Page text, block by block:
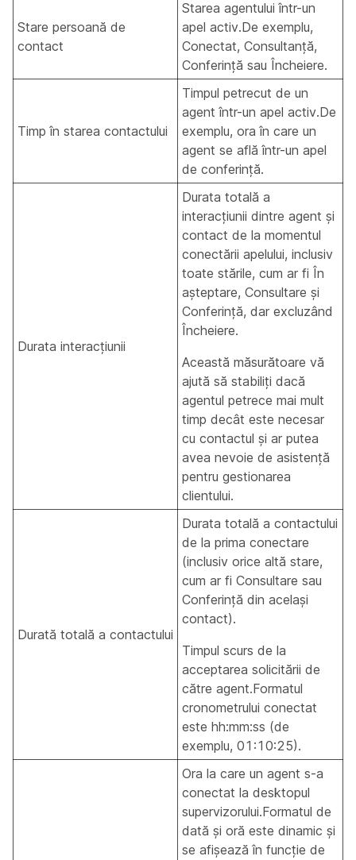
Stare persoană de
contact
Starea agentului într-un
apel activ.De exemplu,
Conectat, Consultanță,
Conferință sau Încheiere.
Timp în starea contactului
Timpul petrecut de un
agent într-un apel activ.De
exemplu, ora în care un
agent se află într-un apel
de conferință.
Durata interacțiunii
Durata totală a
interacțiunii dintre agent și
contact de la momentul
conectării apelului, inclusiv
toate stările, cum ar fi În
așteptare, Consultare și
Conferință, dar excluzând
Încheiere.
Această măsurătoare vă
ajută să stabiliți dacă
agentul petrece mai mult
timp decât este necesar
cu contactul și ar putea
avea nevoie de asistență
pentru gestionarea
clientului.
Durată totală a contactului
Durata totală a contactului
de la prima conectare
(inclusiv orice altă stare,
cum ar fi Consultare sau
Conferință din același
contact).
Timpul scurs de la
acceptarea solicitării de
către agent.Formatul
cronometrului conectat
este hh:mm:ss (de
exemplu, 01:10:25).
Ora la care un agent s-a
conectat la desktopul
supervizorului.Formatul de
dată și oră este dinamic și
se afișează în funcție de